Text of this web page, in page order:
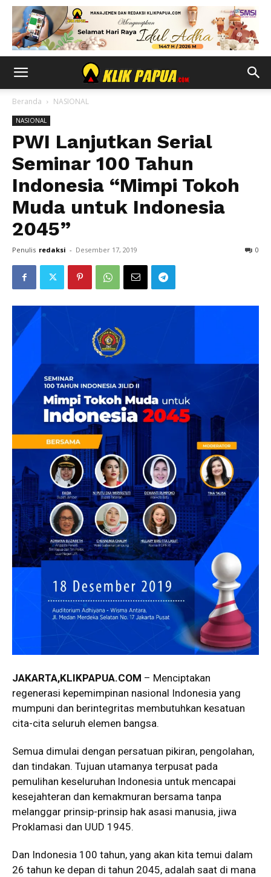
Beranda NASIONAL
NASIONAL
PWI Lanjutkan Serial
Seminar 100 Tahun
Indonesia “Mimpi Tokoh
Muda untuk Indonesia
2045”
Penulis redaksi - Desember 17, 2019 0
JAKARTA,KLIKPAPUA.COM – Menciptakan
regenerasi kepemimpinan nasional Indonesia yang
mumpuni dan berintegritas membutuhkan kesatuan
cita-cita seluruh elemen bangsa.
Semua dimulai dengan persatuan pikiran, pengolahan,
dan tindakan. Tujuan utamanya terpusat pada
pemulihan keseluruhan lndonesia untuk mencapai
kesejahteran dan kemakmuran bersama tanpa
melanggar prinsip-prinsip hak asasi manusia, jiwa
Proklamasi dan UUD 1945.
Dan Indonesia 100 tahun, yang akan kita temui dalam
26 tahun ke depan di tahun 2045, adalah saat di mana